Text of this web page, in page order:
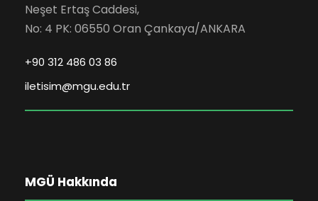
Neşet Ertaş Caddesi,
No: 4 PK: 06550 Oran Çankaya/ANKARA
+90 312 486 03 86
iletisim@mgu.edu.tr
MGÜ Hakkında